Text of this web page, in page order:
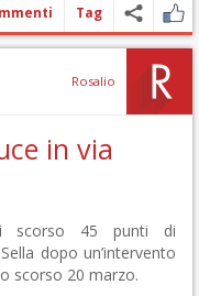
Tag
Rosalio
in via
scorso 45 punti di
dopo un’intervento
scorso 20 marzo.